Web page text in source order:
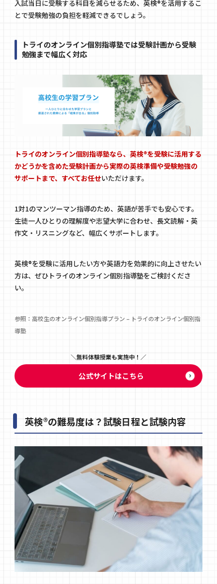
入試当日に受験する科目を減らせるため、英検®を活用するこ
とで受験勉強の負担を軽減できるでしょう。
トライのオンライン個別指導塾では受験計画から受験
勉強まで幅広く対応
トライのオンライン個別指導塾なら、英検®を受験に活用する
かどうかを含めた受験計画から実際の英検準備や受験勉強の
サポートまで、すべてお任せいただけます。
1対1のマンツーマン指導のため、英語が苦手でも安心です。
生徒一人ひとりの理解度や志望大学に合わせ、長文読解・英
作文・リスニングなど、幅広くサポートします。
英検®を受験に活用したい方や英語力を効果的に向上させたい
方は、ぜひトライのオンライン個別指導塾をご検討くださ
い。
参照： 高校生のオンライン個別指導プラン – トライのオンライン個別指
導塾
無料体験授業も実施中！
公式サイトはこちら
英検®の難易度は？試験日程と試験内容